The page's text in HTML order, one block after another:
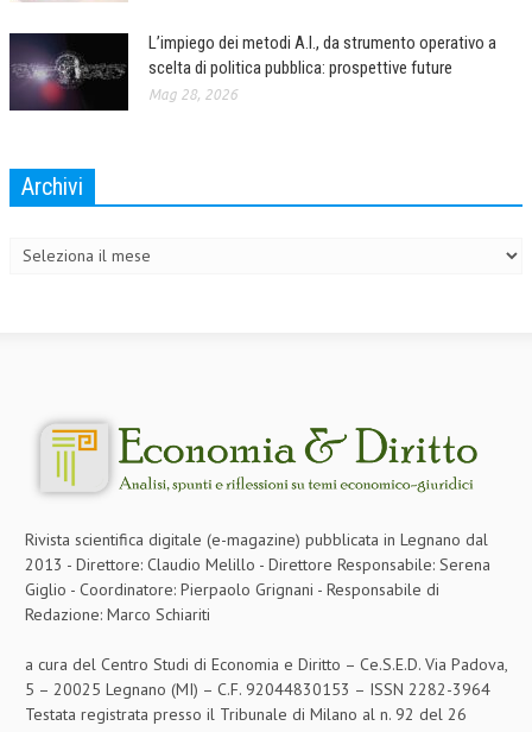
L’impiego dei metodi A.I., da strumento operativo a
scelta di politica pubblica: prospettive future
Mag 28, 2026
Archivi
Rivista scientifica digitale (e-magazine) pubblicata in Legnano dal
2013 - Direttore: Claudio Melillo - Direttore Responsabile: Serena
Giglio - Coordinatore: Pierpaolo Grignani - Responsabile di
Redazione: Marco Schiariti
a cura del Centro Studi di Economia e Diritto – Ce.S.E.D. Via Padova,
5 – 20025 Legnano (MI) – C.F. 92044830153 – ISSN 2282-3964
Testata registrata presso il Tribunale di Milano al n. 92 del 26